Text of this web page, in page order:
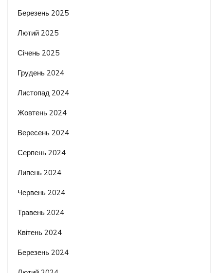
Березень 2025
Лютий 2025
Січень 2025
Грудень 2024
Листопад 2024
Жовтень 2024
Вересень 2024
Серпень 2024
Липень 2024
Червень 2024
Травень 2024
Квітень 2024
Березень 2024